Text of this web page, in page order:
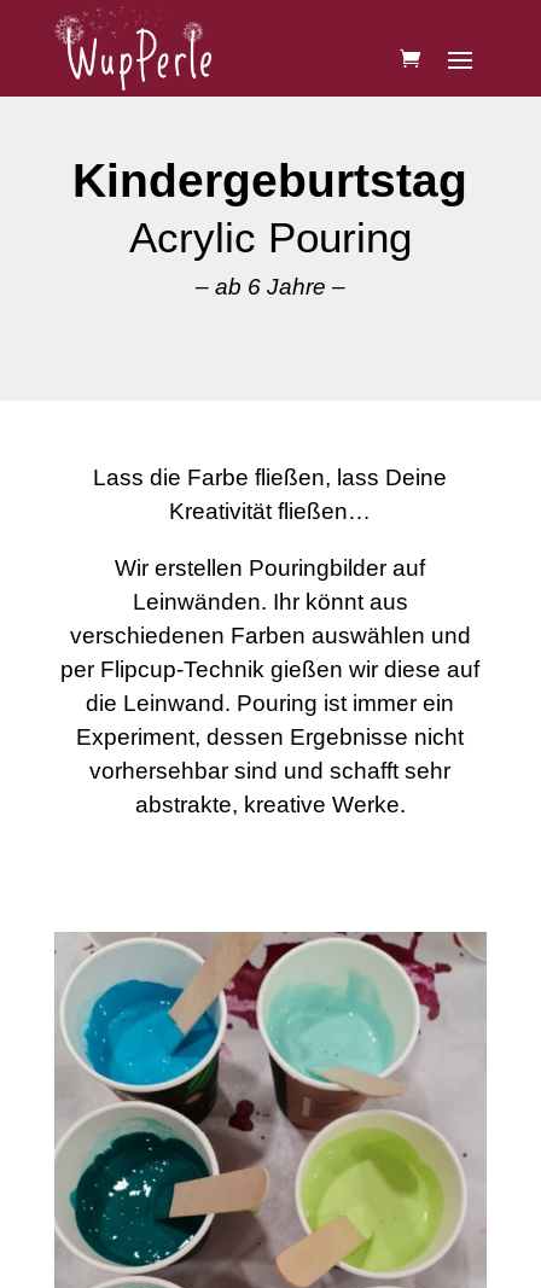
Kindergeburtstag
Acrylic Pouring
– ab 6 Jahre –
Lass die Farbe fließen, lass Deine
Kreativität fließen…
Wir erstellen Pouringbilder auf
Leinwänden. Ihr könnt aus
verschiedenen Farben auswählen und
per Flipcup-Technik gießen wir diese auf
die Leinwand. Pouring ist immer ein
Experiment, dessen Ergebnisse nicht
vorhersehbar sind und schafft sehr
abstrakte, kreative Werke.